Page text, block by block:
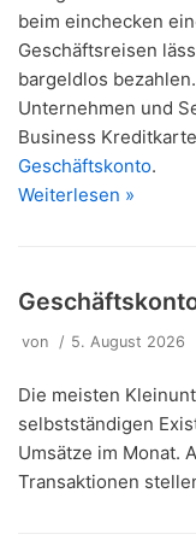
beim einchecken
Geschäftsreisen
bargeldlos
Unternehmen und
Business
Geschäftskonto.
Weiterlesen »
von 5. August 2026
Die meisten
selbstständigen
Umsätze im Monat.
Transaktionen